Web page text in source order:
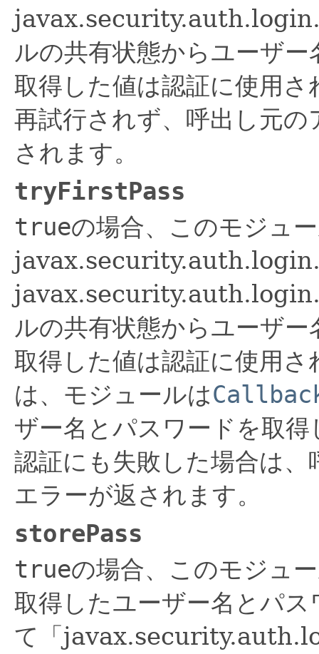
ルの共有状態からユーザ
取得した値は認証に使用さ
再試行されず、呼出し元
されます。
tryFirstPass
trueの場合、このモジュ
ルの共有状態からユーザ
取得した値は認証に使用さ
は、モジュールは
ザー名とパスワードを取
認証にも失敗した場合は
エラーが返されます。
storePass
trueの場合、このモジュ
取得したユーザー名とパ
て「